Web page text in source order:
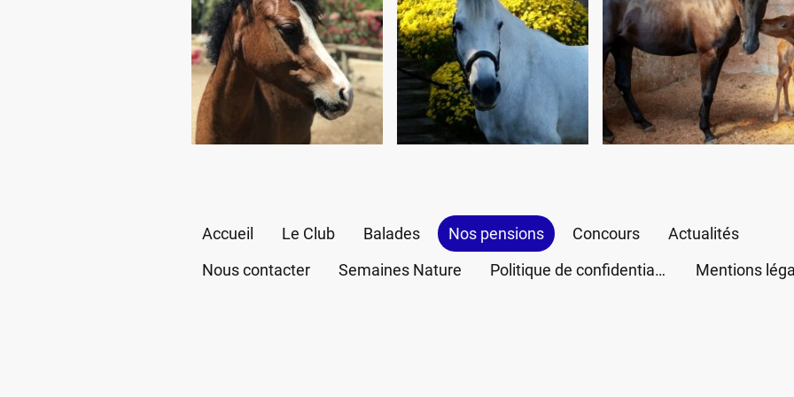
Accueil Le Club Balades Nos pensions Concours
Actualités
Nous contacter
Semaines Nature Politique de confidentialité Mentions